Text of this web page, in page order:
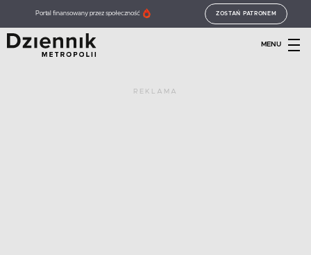
Portal finansowany przez społeczność ZOSTAŃ PATRONEM
MENU
REKLAMA